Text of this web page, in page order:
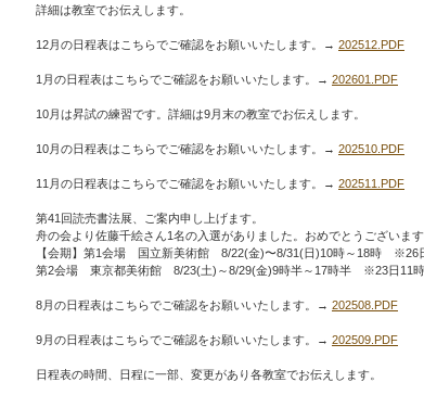
詳細は教室でお伝えします。
12月の日程表はこちらでご確認をお願いいたします。→ 202512.PDF
1月の日程表はこちらでご確認をお願いいたします。→ 202601.PDF
10月は昇試の練習です。詳細は9月末の教室でお伝えします。
10月の日程表はこちらでご確認をお願いいたします。→ 202510.PDF
11月の日程表はこちらでご確認をお願いいたします。→ 202511.PDF
第41回読売書法展、ご案内申し上げます。
舟の会より佐藤千絵さん1名の入選がありました。おめでとうございます
【会期】第1会場 国立新美術館 8/22(金)〜8/31(日)10時～18時 ※26
第2会場 東京都美術館 8/23(土)～8/29(金)9時半～17時半 ※23日11
8月の日程表はこちらでご確認をお願いいたします。→ 202508.PDF
9月の日程表はこちらでご確認をお願いいたします。→ 202509.PDF
日程表の時間、日程に一部、変更があり各教室でお伝えします。